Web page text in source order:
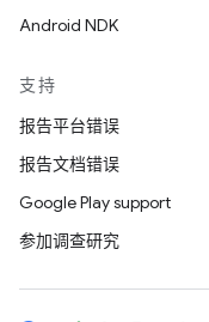
Android NDK
支持
报告平台错误
报告文档错误
Google Play support
参加调查研究